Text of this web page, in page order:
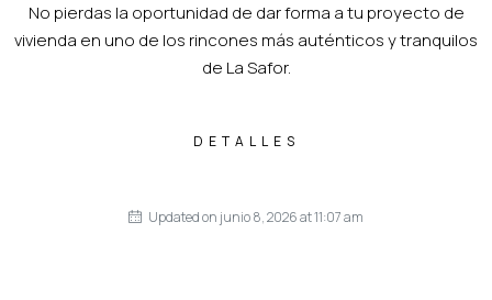
No pierdas la oportunidad de dar forma a tu proyecto de
vivienda en uno de los rincones más auténticos y tranquilos
de La Safor.
DETALLES
Updated on junio 8, 2026 at 11:07 am